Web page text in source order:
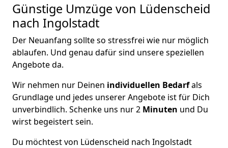
Günstige Umzüge von Lüdenscheid
nach Ingolstadt
Der Neuanfang sollte so stressfrei wie nur möglich
ablaufen. Und genau dafür sind unsere speziellen
Angebote da.
Wir nehmen nur Deinen individuellen Bedarfals
Grundlage und jedes unserer Angebote ist für Dich
unverbindlich. Schenke uns nur 2 Minuten und Du
wirst begeistert sein.
Du möchtest von Lüdenscheid nach Ingolstadt